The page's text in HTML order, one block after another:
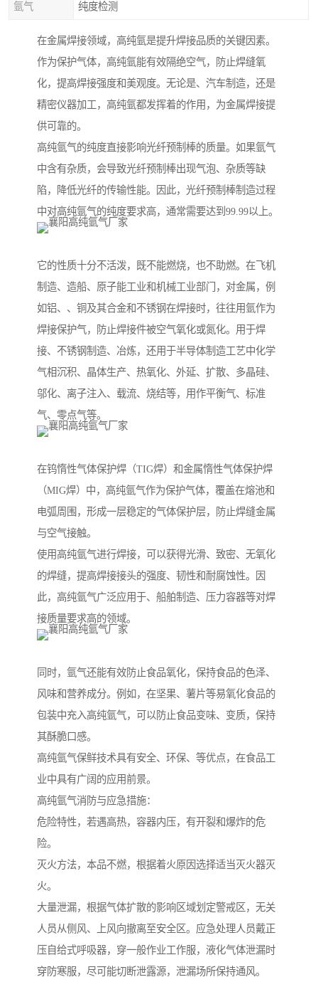
氩气 纯度检测
在金属焊接领域，高纯氩是提升焊接品质的关键因素。
作为保护气体，高纯氩能有效隔绝空气，防止焊缝氧
化，提高焊接强度和美观度。无论是、汽车制造，还是
精密仪器加工，高纯氩都发挥着的作用，为金属焊接提
供可靠的。
高纯氩气的纯度直接影响光纤预制棒的质量。如果氩气
中含有杂质，会导致光纤预制棒出现气泡、杂质等缺
陷，降低光纤的传输性能。因此，光纤预制棒制造过程
中对高纯氩气的纯度要求高，通常需要达到99.99以上。
它的性质十分不活泼，既不能燃烧，也不助燃。在飞机
制造、造船、原子能工业和机械工业部门，对金属，例
如铝、、铜及其合金和不锈钢在焊接时，往往用氩作为
焊接保护气，防止焊接件被空气氧化或氮化。用于焊
接、不锈钢制造、冶炼，还用于半导体制造工艺中化学
气相沉积、晶体生产、热氧化、外延、扩散、多晶硅、
邬化、离子注入、载流、烧结等，用作平衡气、标准
气、零点气等。
在钨惰性气体保护焊（TIG焊）和金属惰性气体保护焊
（MIG焊）中，高纯氩气作为保护气体，覆盖在熔池和
电弧周围，形成一层稳定的气体保护层，防止焊缝金属
与空气接触。
使用高纯氩气进行焊接，可以获得光滑、致密、无氧化
的焊缝，提高焊接接头的强度、韧性和耐腐蚀性。因
此，高纯氩气广泛应用于、船舶制造、压力容器等对焊
接质量要求高的领域。
同时，氩气还能有效防止食品氧化，保持食品的色泽、
风味和营养成分。例如，在坚果、薯片等易氧化食品的
包装中充入高纯氩气，可以防止食品变味、变质，保持
其酥脆口感。
高纯氩气保鲜技术具有安全、环保、等优点，在食品工
业中具有广阔的应用前景。
高纯氩气消防与应急措施：
危险特性，若遇高热，容器内压，有开裂和爆炸的危
险。
灭火方法，本品不燃，根据着火原因选择适当灭火器灭
火。
大量泄漏，根据气体扩散的影响区域划定警戒区，无关
人员从侧风、上风向撤离至安全区。应急处理人员戴正
压自给式呼吸器，穿一般作业工作服，液化气体泄漏时
穿防寒服，尽可能切断泄露源，泄漏场所保持通风。